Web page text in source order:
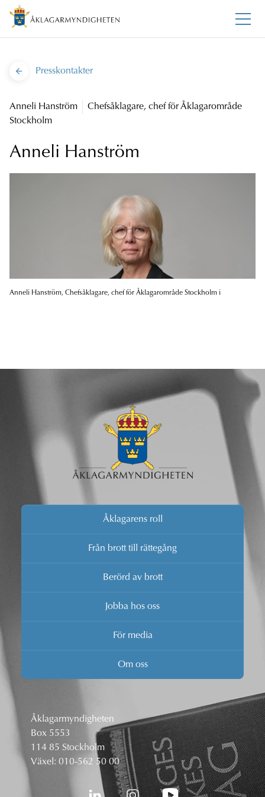
Presskontakter
Anneli Hanström
Chefsåklagare, chef för Åklagarområde
Stockholm
Anneli Hanström
Anneli Hanström, Chefsåklagare, chef för Åklagarområde Stockholm i
Åklagarens roll
Från brott till rättegång
Berörd av brott
Jobba hos oss
För media
Om oss
Åklagarmyndigheten
Box 5553
114 85 Stockholm
Växel: 010-562 50 00